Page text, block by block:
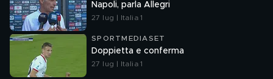
Napoli, parla Allegri
27 lug | Italia 1
SPORTMEDIASET
Doppietta e conferma
27 lug | Italia 1